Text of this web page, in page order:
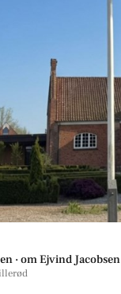
· om Ejvind Jacobsen